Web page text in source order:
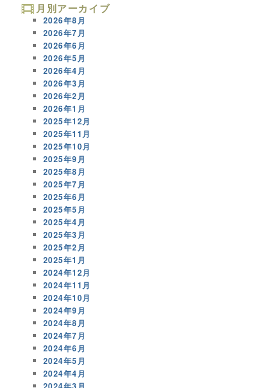
月別アーカイブ
2026年8月
2026年7月
2026年6月
2026年5月
2026年4月
2026年3月
2026年2月
2026年1月
2025年12月
2025年11月
2025年10月
2025年9月
2025年8月
2025年7月
2025年6月
2025年5月
2025年4月
2025年3月
2025年2月
2025年1月
2024年12月
2024年11月
2024年10月
2024年9月
2024年8月
2024年7月
2024年6月
2024年5月
2024年4月